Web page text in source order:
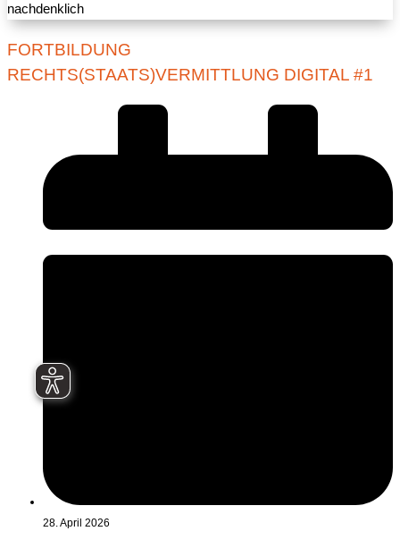
FORTBILDUNG
RECHTS(STAATS)VERMITTLUNG DIGITAL #1
28. April 2026